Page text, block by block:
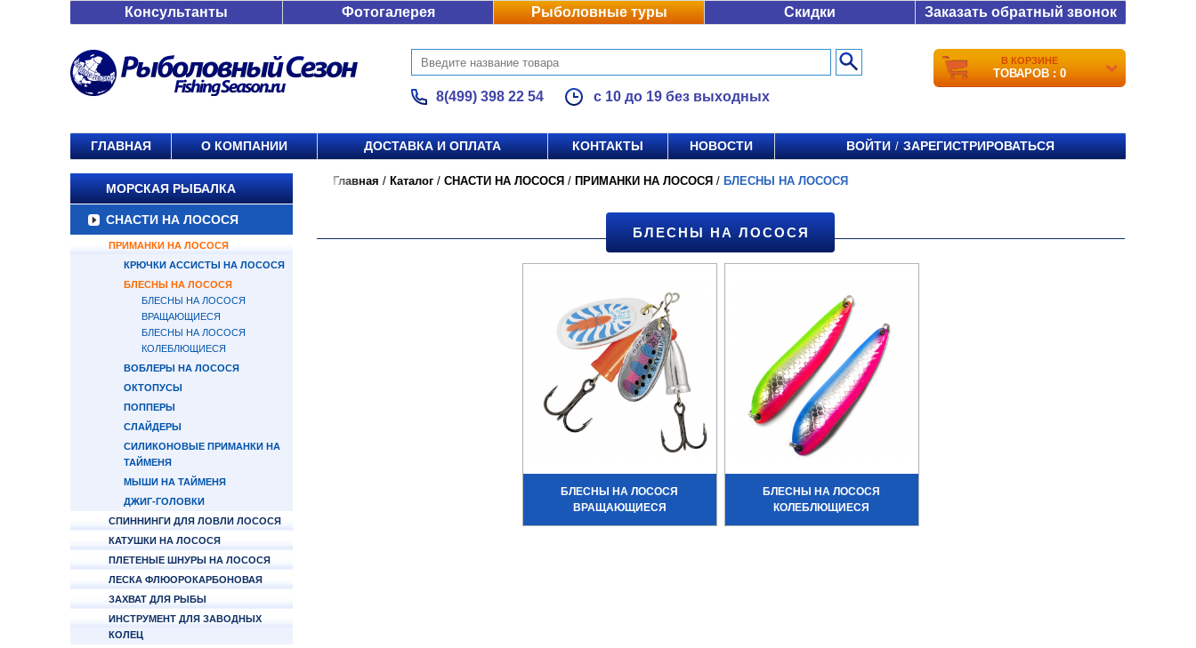
Консультанты Фотогалерея Рыболовные туры Скидки Заказать обратный звонок
8(499) 398 22 54 с 10 до 19 без выходных
В КОРЗИНЕ
ТОВАРОВ : 0
ГЛАВНАЯ О КОМПАНИИ ДОСТАВКА И ОПЛАТА КОНТАКТЫ НОВОСТИ ВОЙТИ / ЗАРЕГИСТРИРОВАТЬСЯ
МОРСКАЯ РЫБАЛКА
СНАСТИ НА ЛОСОСЯ
ПРИМАНКИ НА ЛОСОСЯ
КРЮЧКИ АССИСТЫ НА ЛОСОСЯ
БЛЕСНЫ НА ЛОСОСЯ
БЛЕСНЫ НА ЛОСОСЯ
ВРАЩАЮЩИЕСЯ
БЛЕСНЫ НА ЛОСОСЯ
КОЛЕБЛЮЩИЕСЯ
ВОБЛЕРЫ НА ЛОСОСЯ
ОКТОПУСЫ
ПОППЕРЫ
СЛАЙДЕРЫ
СИЛИКОНОВЫЕ ПРИМАНКИ НА
ТАЙМЕНЯ
МЫШИ НА ТАЙМЕНЯ
ДЖИГ-ГОЛОВКИ
СПИННИНГИ ДЛЯ ЛОВЛИ ЛОСОСЯ
КАТУШКИ НА ЛОСОСЯ
ПЛЕТЕНЫЕ ШНУРЫ НА ЛОСОСЯ
ЛЕСКА ФЛЮОРОКАРБОНОВАЯ
ЗАХВАТ ДЛЯ РЫБЫ
ИНСТРУМЕНТ ДЛЯ ЗАВОДНЫХ
КОЛЕЦ
Главная / Каталог / СНАСТИ НА ЛОСОСЯ / ПРИМАНКИ НА ЛОСОСЯ / БЛЕСНЫ НА ЛОСОСЯ
БЛЕСНЫ НА ЛОСОСЯ
БЛЕСНЫ НА ЛОСОСЯ
ВРАЩАЮЩИЕСЯ
БЛЕСНЫ НА ЛОСОСЯ
КОЛЕБЛЮЩИЕСЯ